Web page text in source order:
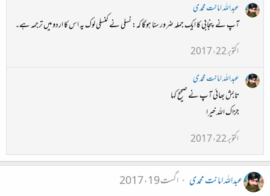
عبداللہ امانت محمدی
آپ نے پنجابی کا ایک جملہ ضرور سنا ہوگا کہ: نسلی نے کنسلی لوک یہ اس کا اردو میں ترجمہ ہے۔
اکتوبر 22، 2017
عبداللہ امانت محمدی
تابش بھائی آپ نے صحیح کہا
جزاک اللہ خیرا
اکتوبر 22، 2017
عبداللہ امانت محمدی
اگست 19، 2017